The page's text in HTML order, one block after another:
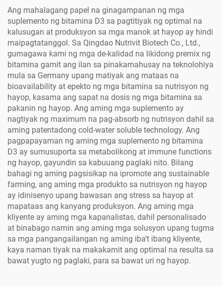
Ang mahalagang papel na ginagampanan ng mga
suplemento ng bitamina D3 sa pagtitiyak ng optimal na
kalusugan at produksyon sa mga manok at hayop ay hindi
maipagtatanggol. Sa Qingdao Nutrivit Biotech Co., Ltd.,
gumagawa kami ng mga de-kalidad na likidong premix ng
bitamina gamit ang ilan sa pinakamahusay na teknolohiya
mula sa Germany upang matiyak ang mataas na
bioavailability at epekto ng mga bitamina sa nutrisyon ng
hayop, kasama ang sapat na dosis ng mga bitamina sa
pakanin ng hayop. Ang aming mga suplemento ay
nagtiyak ng maximum na pag-absorb ng nutrisyon dahil sa
aming patentadong cold-water soluble technology. Ang
pagpapayaman ng aming mga suplemento ng bitamina
D3 ay sumusuporta sa metabolikong at immune functions
ng hayop, gayundin sa kabuuang paglaki nito. Bilang
bahagi ng aming pagsisikap na ipromote ang sustainable
farming, ang aming mga produkto sa nutrisyon ng hayop
ay idinisenyo upang bawasan ang stress sa hayop at
mapataas ang kanyang produksyon. Ang aming mga
kliyente ay aming mga kapanalistas, dahil personalisado
at binabago namin ang aming mga solusyon upang tugma
sa mga pangangailangan ng aming iba’t ibang kliyente,
kaya naman tiyak na makakamit ang optimal na resulta sa
bawat yugto ng paglaki, para sa bawat uri ng hayop.